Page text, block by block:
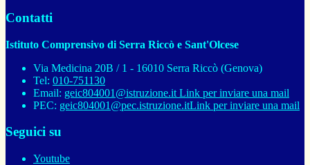
Contatti
Istituto Comprensivo di Serra Riccò e Sant'Olcese
Via Medicina 20B / 1 - 16010 Serra Riccò (Genova)
Tel: 010-751130
Email: geic804001@istruzione.it Link per inviare una mail
PEC: geic804001@pec.istruzione.itLink per inviare una mail
Seguici su
Youtube